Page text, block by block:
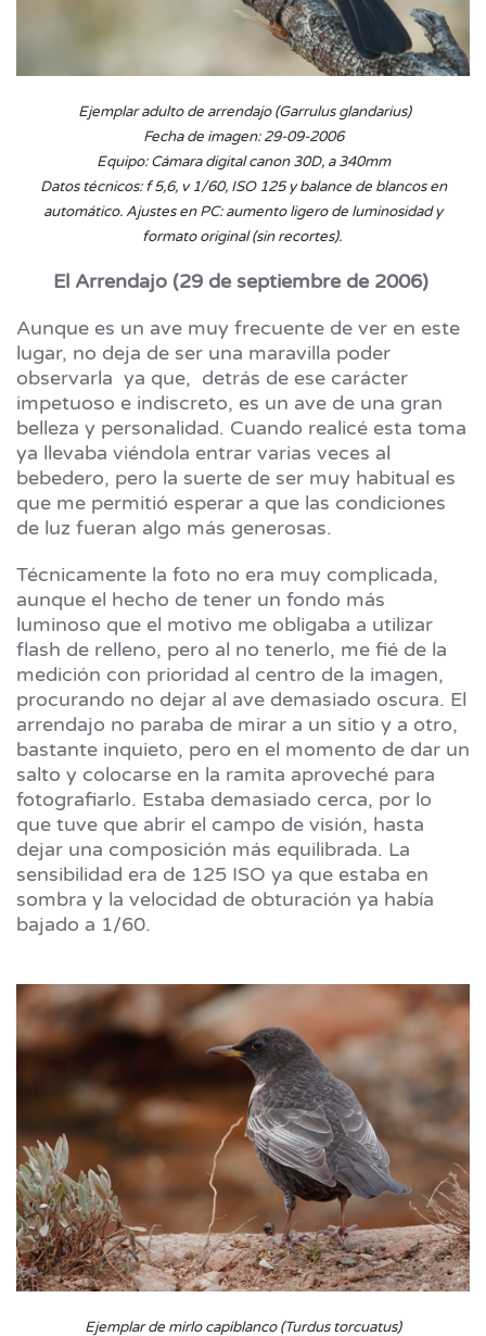
Ejemplar adulto de arrendajo (Garrulus glandarius)
Fecha de imagen: 29-09-2006
Equipo: Cámara digital canon 30D, a 340mm
Datos técnicos: f 5,6, v 1/60, ISO 125 y balance de blancos en
automático. Ajustes en PC: aumento ligero de luminosidad y
formato original (sin recortes).
El Arrendajo (29 de septiembre de 2006)
Aunque es un ave muy frecuente de ver en este
lugar, no deja de ser una maravilla poder
observarla ya que, detrás de ese carácter
impetuoso e indiscreto, es un ave de una gran
belleza y personalidad. Cuando realicé esta toma
ya llevaba viéndola entrar varias veces al
bebedero, pero la suerte de ser muy habitual es
que me permitió esperar a que las condiciones
de luz fueran algo más generosas.
Técnicamente la foto no era muy complicada,
aunque el hecho de tener un fondo más
luminoso que el motivo me obligaba a utilizar
flash de relleno, pero al no tenerlo, me fié de la
medición con prioridad al centro de la imagen,
procurando no dejar al ave demasiado oscura. El
arrendajo no paraba de mirar a un sitio y a otro,
bastante inquieto, pero en el momento de dar un
salto y colocarse en la ramita aproveché para
fotografiarlo. Estaba demasiado cerca, por lo
que tuve que abrir el campo de visión, hasta
dejar una composición más equilibrada. La
sensibilidad era de 125 ISO ya que estaba en
sombra y la velocidad de obturación ya había
bajado a 1/60.
Ejemplar de mirlo capiblanco (Turdus torcuatus)